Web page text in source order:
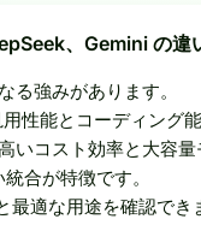
、Gemini の違
る強みがあります。
性能とコーディング
いコスト効率と大容
合が特徴です。
適な用途を確認でき